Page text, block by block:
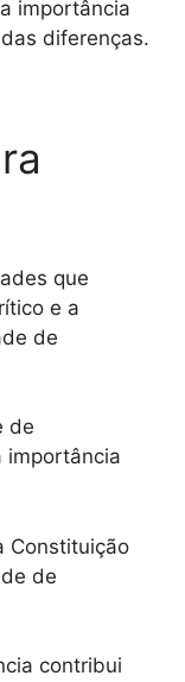
importância
diferenças.
que
e a
de
de
importância
Constituição
de
contribui